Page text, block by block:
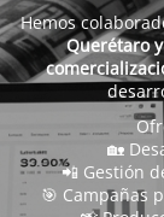
Hemos
Querétaro
🏡
📲 Gestión
🎯 Campañas